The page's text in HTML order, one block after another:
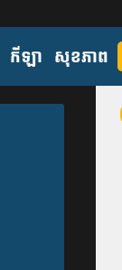
កីឡា សុខភាព